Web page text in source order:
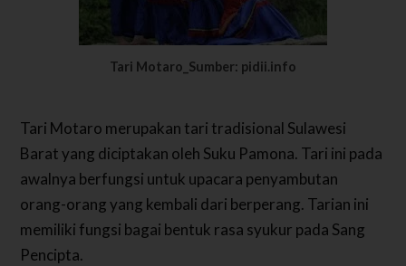
Tari Motaro_Sumber: pidii.info
Tari Motaro merupakan tari tradisional Sulawesi
Barat yang diciptakan oleh Suku Pamona. Tari ini pada
awalnya berfungsi untuk upacara penyambutan
orang-orang yang kembali dari berperang. Tarian ini
memiliki fungsi bagai bentuk rasa syukur pada Sang
Pencipta.